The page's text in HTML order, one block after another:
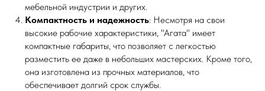
мебельной индустрии и других.
Компактность и надежность: Несмотря на свои
высокие рабочие характеристики, "Агата" имеет
компактные габариты, что позволяет с легкостью
разместить ее даже в небольших мастерских. Кроме того,
она изготовлена из прочных материалов, что
обеспечивает долгий срок службы.